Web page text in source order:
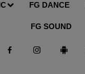
FG DANCE
FG SOUND